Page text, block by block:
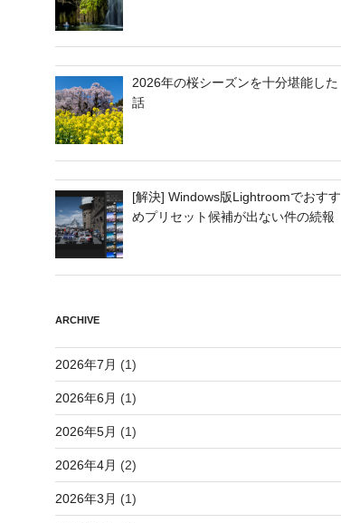
2026年の桜シーズンを十分堪能した
話
[解決] Windows版Lightroomでおすす
めプリセット候補が出ない件の続報
ARCHIVE
2026年7月 (1)
2026年6月 (1)
2026年5月 (1)
2026年4月 (2)
2026年3月 (1)